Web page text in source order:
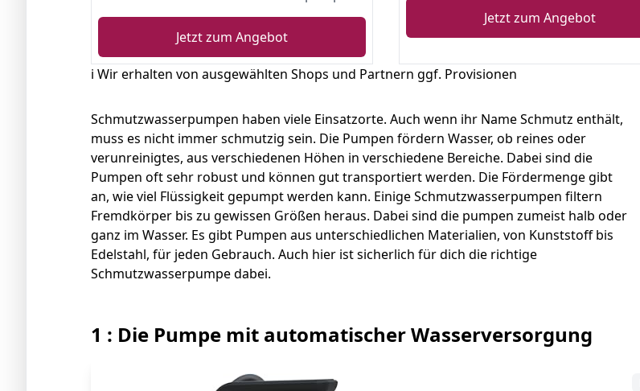
Jetzt zum Angebot
Jetzt zum Angebot
ℹ️ Wir erhalten von ausgewählten Shops und Partnern ggf. Provisionen
Schmutzwasserpumpen haben viele Einsatzorte. Auch wenn ihr Name Schmutz enthält,
muss es nicht immer schmutzig sein. Die Pumpen fördern Wasser, ob reines oder
verunreinigtes, aus verschiedenen Höhen in verschiedene Bereiche. Dabei sind die
Pumpen oft sehr robust und können gut transportiert werden. Die Fördermenge gibt
an, wie viel Flüssigkeit gepumpt werden kann. Einige Schmutzwasserpumpen filtern
Fremdkörper bis zu gewissen Größen heraus. Dabei sind die pumpen zumeist halb oder
ganz im Wasser. Es gibt Pumpen aus unterschiedlichen Materialien, von Kunststoff bis
Edelstahl, für jeden Gebrauch. Auch hier ist sicherlich für dich die richtige
Schmutzwasserpumpe dabei.
1 : Die Pumpe mit automatischer Wasserversorgung